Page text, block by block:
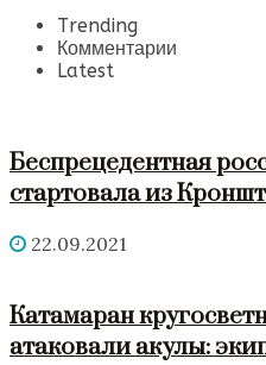
Trending
Комментарии
Latest
Беспрецедентная
стартовала из
22.09.2021
Катамаран
атаковали акулы: